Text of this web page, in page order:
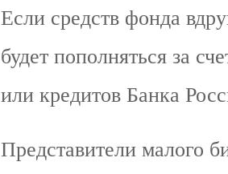
Если средств фонда
будет пополняться за
или кредитов Банка
Представители малого